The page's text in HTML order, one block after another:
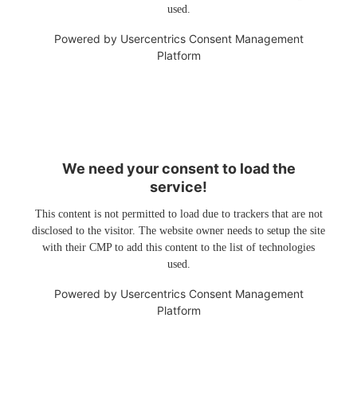
used.
Powered by Usercentrics Consent Management
Platform
We need your consent to load the
service!
This content is not permitted to load due to trackers that are not
disclosed to the visitor. The website owner needs to setup the site
with their CMP to add this content to the list of technologies
used.
Powered by Usercentrics Consent Management
Platform